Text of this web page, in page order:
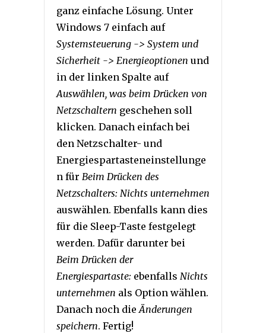
ganz einfache Lösung. Unter
Windows 7 einfach auf
Systemsteuerung -> System und
Sicherheit -> Energieoptionen und
in der linken Spalte auf
Auswählen, was beim Drücken von
Netzschaltern geschehen soll
klicken. Danach einfach bei
den Netzschalter- und
Energiespartasteneinstellunge
n für Beim Drücken des
Netzschalters: Nichts unternehmen
auswählen. Ebenfalls kann dies
für die Sleep-Taste festgelegt
werden. Dafür darunter bei
Beim Drücken der
Energiespartaste: ebenfalls Nichts
unternehmen als Option wählen.
Danach noch dieÄnderungen
speichern. Fertig!